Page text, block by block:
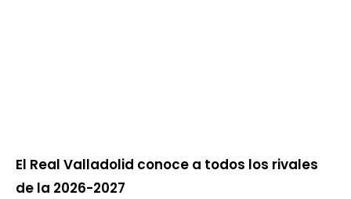
El Real Valladolid conoce a todos los rivales
de la 2026-2027